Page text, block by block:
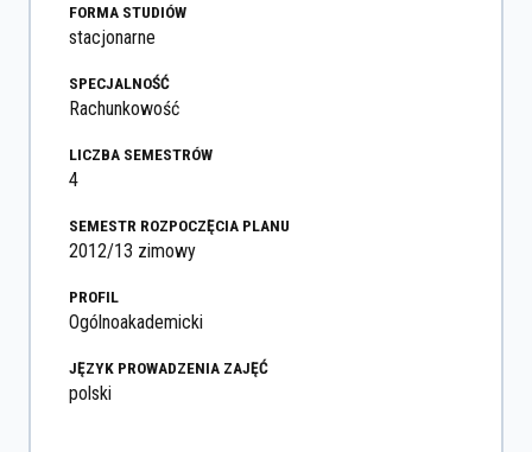
FORMA STUDIÓW
stacjonarne
SPECJALNOŚĆ
Rachunkowość
LICZBA SEMESTRÓW
4
SEMESTR ROZPOCZĘCIA PLANU
2012/13 zimowy
PROFIL
Ogólnoakademicki
JĘZYK PROWADZENIA ZAJĘĆ
polski